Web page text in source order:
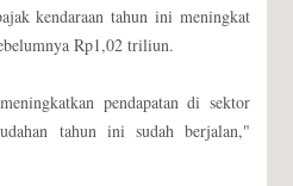
kendaraan tahun ini meningkat
Rp1,02 triliun.
pendapatan di sektor
tahun ini sudah berjalan,"